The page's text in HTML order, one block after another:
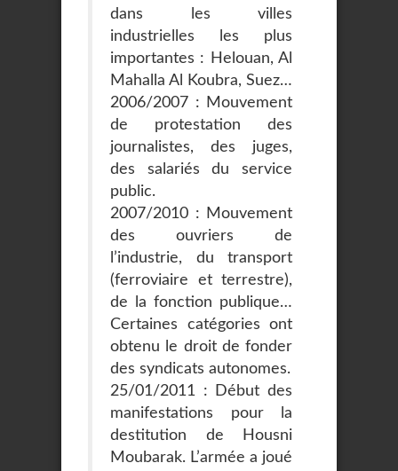
dans les villes
industrielles les plus
importantes : Helouan, Al
Mahalla Al Koubra, Suez…
2006/2007 : Mouvement
de protestation des
journalistes, des juges,
des salariés du service
public.
2007/2010 : Mouvement
des ouvriers de
l’industrie, du transport
(ferroviaire et terrestre),
de la fonction publique…
Certaines catégories ont
obtenu le droit de fonder
des syndicats autonomes.
25/01/2011 : Début des
manifestations pour la
destitution de Housni
Moubarak. L’armée a joué